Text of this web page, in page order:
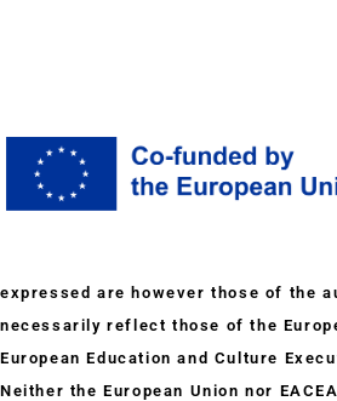
expressed are however those of the
necessarily reflect those of the
European Education and Culture
Neither the European Union nor